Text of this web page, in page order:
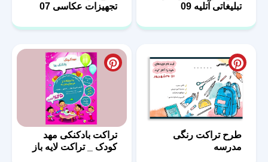
تبلیغاتی آتلیه 09
تجهیزات عکاسی 07
طرح تراکت رنگی
مدرسه
تراکت بادکنکی مهد
کودک _ تراکت لایه باز